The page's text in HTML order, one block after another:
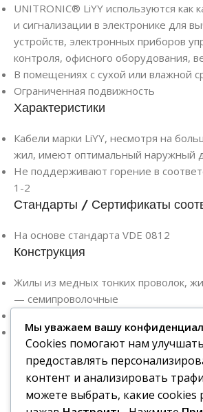
UNITRONIC® LiYY используются как
и сигнализации в электронике для
устройств, электронных приборов
контроля, офисного оборудования,
В помещениях с сухой или влажной
Ограниченная подвижность
Характеристики
Кабели марки LiYY, несмотря на
жил, имеют оптимальный наружный
Не поддерживают горение в
1-2
Стандарты / Сертификаты
На основе стандарта VDE 0812
Конструкция
Жилы из медных тонких проволок,
— семипроволочные
внешняя оболочка из ПВХ
Цвет внешняя оболочки:серый
серый цвет/ RAL 7032)
Мы уважаем вашу
Cookies помогают нам
предоставлять
контент и анализировать
можете выбрать, какие cookies